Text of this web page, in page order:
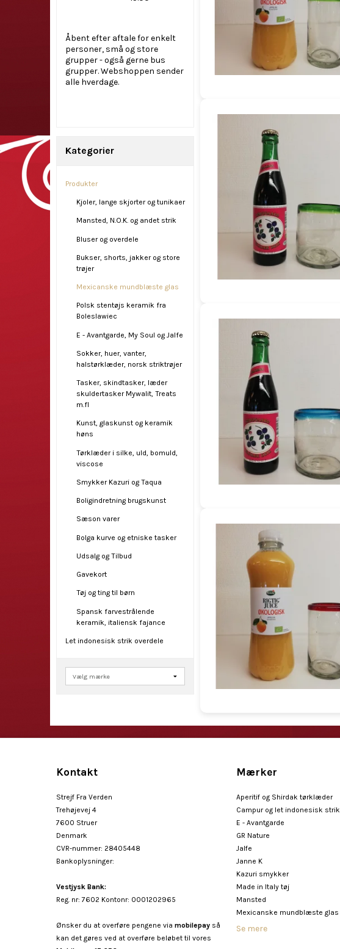
Åbent efter aftale for enkelt
personer, små og store
grupper - også gerne bus
grupper. Webshoppen sender
alle hverdage.
Kategorier
Produkter
Kjoler, lange skjorter og tunikaer
Mansted, N.O.K. og andet strik
Bluser og overdele
Bukser, shorts, jakker og store
trøjer
Mexicanske mundblæste glas
Polsk stentøjs keramik fra
Boleslawiec
E - Avantgarde, My Soul og Jalfe
Sokker, huer, vanter,
halstørklæder, norsk striktrøjer
Tasker, skindtasker, læder
skuldertasker Mywalit, Treats
m.fl
Kunst, glaskunst og keramik
høns
Tørklæder i silke, uld, bomuld,
viscose
Smykker Kazuri og Taqua
Boligindretning brugskunst
Sæson varer
Bolga kurve og etniske tasker
Udsalg og Tilbud
Gavekort
Tøj og ting til børn
Spansk farvestrålende
keramik, italiensk fajance
Let indonesisk strik overdele
Kontakt
Strejf Fra Verden
Trehøjevej 4
7600 Struer
Denmark
CVR-nummer: 28405448
Bankoplysninger:
Vestjysk Bank:
Reg. nr: 7602 Kontonr: 0001202965
Ønsker du at overføre pengene via mobilepay så
kan det gøres ved at overføre beløbet til vores
Mærker
Aperitif og Shirdak tørklæder
Campur og let indonesisk strik
E - Avantgarde
GR Nature
Jalfe
Janne K
Kazuri smykker
Made in Italy tøj
Mansted
Mexicanske mundblæste glas
Se mere